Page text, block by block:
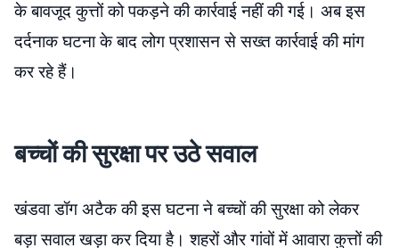
के बावजूद कुत्तों को पकड़ने की कार्रवाई नहीं की गई। अब इस
दर्दनाक घटना के बाद लोग प्रशासन से सख्त कार्रवाई की मांग
कर रहे हैं।
बच्चों की सुरक्षा पर उठे सवाल
खंडवा डॉग अटैक की इस घटना ने बच्चों की सुरक्षा को लेकर
बड़ा सवाल खड़ा कर दिया है। शहरों और गांवों में आवारा कुत्तों की